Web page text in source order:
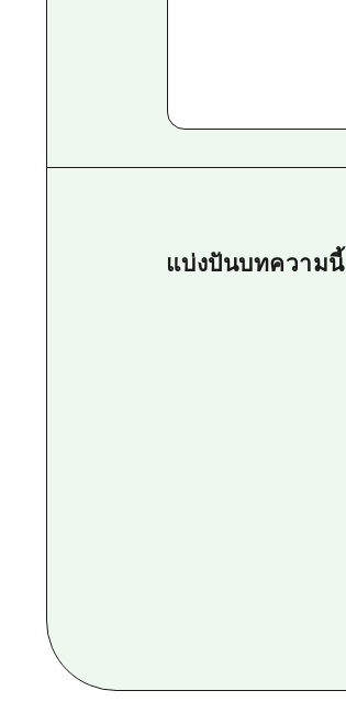
แบ่งปันบทความนี้